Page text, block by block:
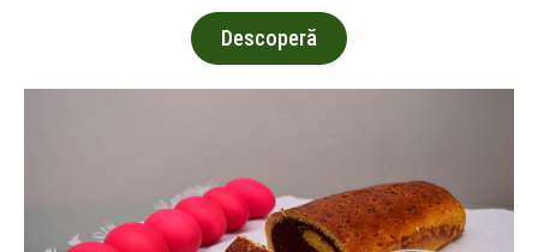
Descoperă